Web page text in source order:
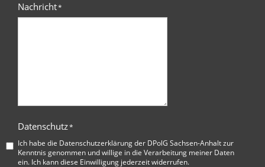
Nachricht*
Datenschutz*
Ich habe die Datenschutzerklärung der DPolG Sachsen-Anhaltzur
Kenntnis genommen und willige in die Verarbeitung meiner Daten
ein. Ich kann diese Einwilligung jederzeit widerrufen.